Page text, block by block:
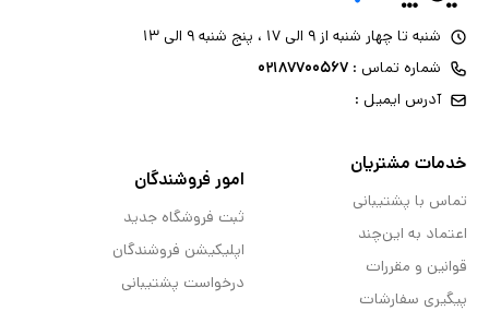
شنبه تا چهار شنبه از ۹ الی ۱۷ ، پنج شنبه ۹ الی ۱۳
شماره تماس : ۰۲۱۸۷۷۰۰۵۶۷
آدرس ایمیل :
خدمات مشتریان
تماس با پشتیبانی
اعتماد به این‌چند
قوانین و مقررات
پیگیری سفارشات
امور فروشندگان
ثبت فروشگاه جدید
اپلیکیشن فروشندگان
درخواست پشتیبانی